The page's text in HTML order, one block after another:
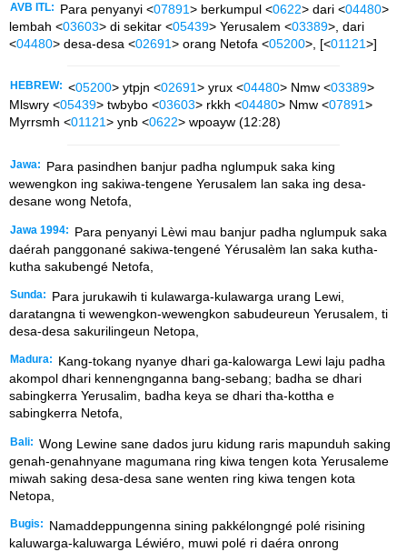
AVB ITL: Para penyanyi <07891> berkumpul <0622> dari <04480>
lembah <03603> di sekitar <05439> Yerusalem <03389>, dari
<04480> desa-desa <02691> orang Netofa <05200>, [<01121>]
HEBREW: <05200> ytpjn <02691> yrux <04480> Nmw <03389>
Mlswry <05439> twbybo <03603> rkkh <04480> Nmw <07891>
Myrrsmh <01121> ynb <0622> wpoayw (12:28)
Jawa:
Para pasindhen banjur padha nglumpuk saka king
wewengkon ing sakiwa-tengene Yerusalem lan saka ing desa-
desane wong Netofa,
Jawa 1994:
Para penyanyi Lèwi mau banjur padha nglumpuk saka
daérah panggonané sakiwa-tengené Yérusalèm lan saka kutha-
kutha sakubengé Netofa,
Sunda:
Para jurukawih ti kulawarga-kulawarga urang Lewi,
daratangna ti wewengkon-wewengkon sabudeureun Yerusalem, ti
desa-desa sakurilingeun Netopa,
Madura:
Kang-tokang nyanye dhari ga-kalowarga Lewi laju padha
akompol dhari kennengnganna bang-sebang; badha se dhari
sabingkerra Yerusalim, badha keya se dhari tha-kottha e
sabingkerra Netofa,
Bali: Wong Lewine sane dados juru kidung raris mapunduh saking
genah-genahnyane magumana ring kiwa tengen kota Yerusaleme
miwah saking desa-desa sane wenten ring kiwa tengen kota
Netopa,
Bugis:
Namaddeppungenna sining pakkélongngé polé risining
kaluwarga-kaluwarga Léwiéro, muwi polé ri daéra onrong